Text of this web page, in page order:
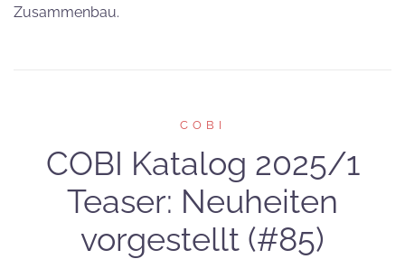
Zusammenbau.
COBI
COBI Katalog 2025/1
Teaser: Neuheiten
vorgestellt (#85)